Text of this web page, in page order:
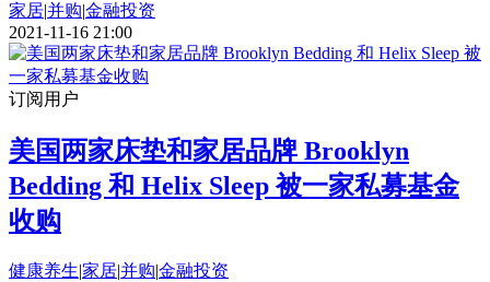
家居|并购|金融投资
2021-11-16 21:00
订阅用户
美国两家床垫和家居品牌 Brooklyn
Bedding 和 Helix Sleep 被一家私募基金
收购
健康养生|家居|并购|金融投资